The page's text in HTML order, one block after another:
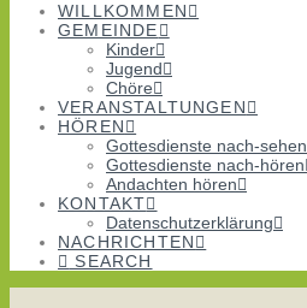
WILLKOMMEN
GEMEINDE
Kinder
Jugend
Chöre
VERANSTALTUNGEN
HÖREN
Gottesdienste nach-sehen
Gottesdienste nach-hören
Andachten hören
KONTAKT
Datenschutzerklärung
NACHRICHTEN
SEARCH